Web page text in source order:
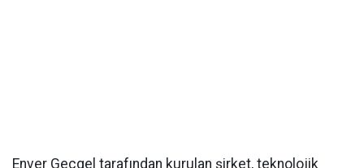
Enver Geçgel tarafından kurulan şirket, teknolojik